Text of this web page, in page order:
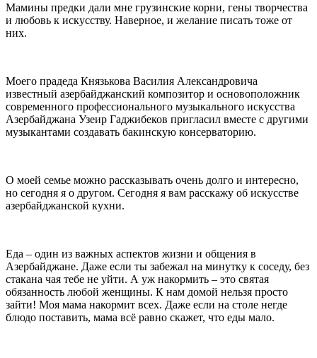
Мамины предки дали мне грузинские корни, гены творчества
и любовь к искусству. Наверное, и желание писать тоже от
них.
Моего прадеда Князькова Василия Александровича
известный азербайджанский композитор и основоположник
современного профессионального музыкального искусства
Азербайджана Узеир Гаджибеков пригласил вместе с другими
музыкантами создавать бакинскую консерваторию.
О моей семье можно рассказывать очень долго и интересно,
но сегодня я о другом. Сегодня я вам расскажу об искусстве
азербайджанской кухни.
Еда – один из важных аспектов жизни и общения в
Азербайджане. Даже если ты забежал на минутку к соседу, без
стакана чая тебе не уйти. А уж накормить – это святая
обязанность любой женщины. К нам домой нельзя просто
зайти! Моя мама накормит всех. Даже если на столе негде
блюдо поставить, мама всё равно скажет, что еды мало.